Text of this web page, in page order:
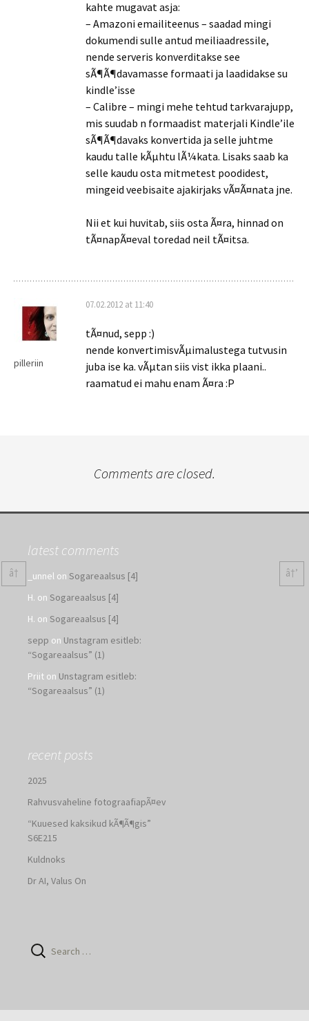
kahte mugavat asja:
– Amazoni emailiteenus – saadad mingi
dokumendi sulle antud meiliaadressile,
nende serveris konverditakse see
sÃ¶Ã¶davamasse formaati ja laadidakse su
kindle’isse
– Calibre – mingi mehe tehtud tarkvarajupp,
mis suudab n formaadist materjali Kindle’ile
sÃ¶Ã¶davaks konvertida ja selle juhtme
kaudu talle kÃµhtu lÃ¼kata. Lisaks saab ka
selle kaudu osta mitmetest poodidest,
mingeid veebisaite ajakirjaks vÃ¤Ã¤nata jne.
Nii et kui huvitab, siis osta Ã¤ra, hinnad on
tÃ¤napÃ¤eval toredad neil tÃ¤itsa.
pilleriin
07.02.2012 at 11:40
tÃ¤nud, sepp :)
nende konvertimisvÃµimalustega tutvusin
juba ise ka. vÃµtan siis vist ikka plaani..
raamatud ei mahu enam Ã¤ra :P
Comments are closed.
latest comments
_unnel on Sogareaalsus [4]
H. on Sogareaalsus [4]
H. on Sogareaalsus [4]
sepp on Unstagram esitleb:
“Sogareaalsus” (1)
Priit on Unstagram esitleb:
“Sogareaalsus” (1)
recent posts
2025
Rahvusvaheline fotograafiapÃ¤ev
“Kuuesed kaksikud kÃ¶Ã¶gis”
S6E215
Kuldnoks
Dr AI, Valus On
Search
for:
â† â†’